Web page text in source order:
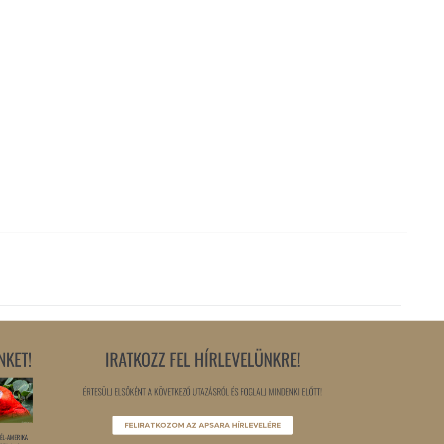
AMERIKA
IRATKOZZ FEL HÍRLEVELÜNKRE!
ÉRTESÜLJ ELSŐKÉNT A KÖVETKEZŐ UTAZÁSRÓL ÉS FOGLALJ MINDENKI ELŐTT!
FELIRATKOZOM AZ APSARA HÍRLEVELÉRE